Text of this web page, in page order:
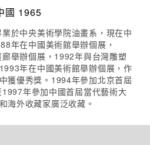
國 1965
於中央美術學院油畫系，現在中
年在中國美術館舉辦個展，
舉辦個展，1992年與台灣雕塑
年在中國美術館舉辦個展，作
獲優秀獎。1994年參加北京首屆
年參加中國首屆當代藝術大
海外收藏家廣泛收藏。